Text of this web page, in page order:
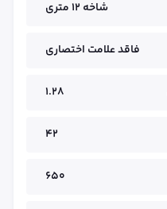
شاخه ۱۲ متری
فاقد علامت اختصاری
1.28
42
650